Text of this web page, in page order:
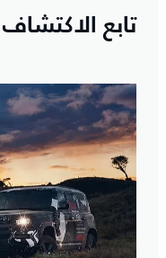
تابع الاكتشاف